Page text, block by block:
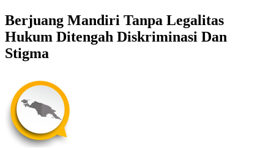
Berjuang Mandiri Tanpa Legalitas
Hukum Ditengah Diskriminasi Dan
Stigma